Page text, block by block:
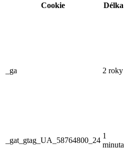
Cookie
Délka
_ga 2 roky
_gat_gtag_UA_58764800_24
1
minuta